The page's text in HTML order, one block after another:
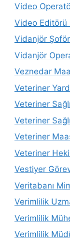
Video
Video Editörü
Vidanjör
Vidanjör
Veznedar
Veteriner
Veteriner
Veteriner
Veteriner
Veteriner
Vestiyer
Veritabanı
Verimlilik
Verimlilik
Verimlilik